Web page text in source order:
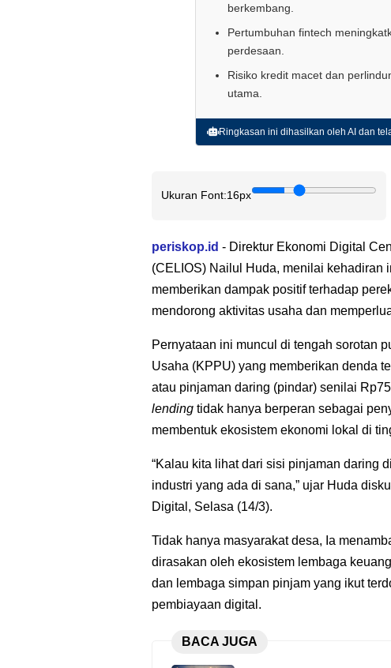
berkembang.
Pertumbuhan fintech
perdesaan.
Risiko kredit macet dan
utama.
Ringkasan ini dihasilkan oleh AI dan
Ukuran Font:16px
periskop.id - Direktur Ekonomi Digital
(CELIOS) Nailul Huda, menilai kehadiran
memberikan dampak positif terhadap
mendorong aktivitas usaha dan
Pernyataan ini muncul di tengah sorotan
Usaha (KPPU) yang memberikan denda
atau pinjaman daring (pindar) senilai
lending tidak hanya berperan sebagai
membentuk ekosistem ekonomi lokal di
“Kalau kita lihat dari sisi pinjaman daring
industri yang ada di sana,” ujar Huda
Digital, Selasa (14/3).
Tidak hanya masyarakat desa, Ia
dirasakan oleh ekosistem lembaga
dan lembaga simpan pinjam yang ikut
pembiayaan digital.
BACA JUGA